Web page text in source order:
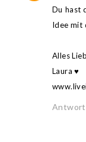
Du hast
Idee mit
Alles
Laura ♥